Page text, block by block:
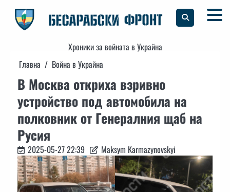
content
Хроники за войната в Украйна
Главна
Война в Украйна
В Москва откриха взривно
устройство под автомобила на
полковник от Генералния щаб на
Русия
2025-05-27 22:39 Maksym Karmazynovskyi